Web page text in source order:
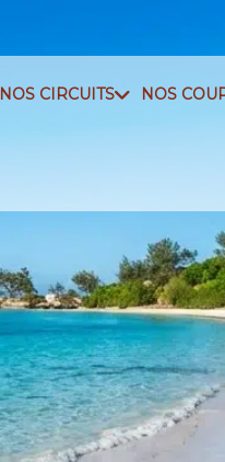
NOS CIRCUITS NOS